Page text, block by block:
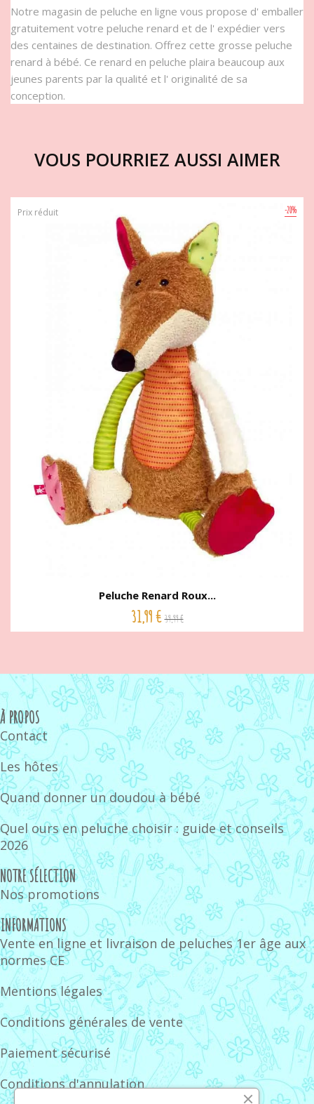
Notre magasin de peluche en ligne vous propose d' emballer
gratuitement votre peluche renard et de l' expédier vers
des centaines de destination. Offrez cette grosse peluche
renard à bébé. Ce renard en peluche plaira beaucoup aux
jeunes parents par la qualité et l' originalité de sa
conception.
VOUS POURRIEZ AUSSI AIMER
-20%
Prix réduit
Peluche Renard Roux...
31,99 € 39,99 €
À PROPOS
Contact
Les hôtes
Quand donner un doudou à bébé
Quel ours en peluche choisir : guide et conseils
2026
NOTRE SÉLECTION
Nos promotions
INFORMATIONS
Vente en ligne et livraison de peluches 1er âge aux
normes CE
Mentions légales
Conditions générales de vente
Paiement sécurisé
Conditions d'annulation